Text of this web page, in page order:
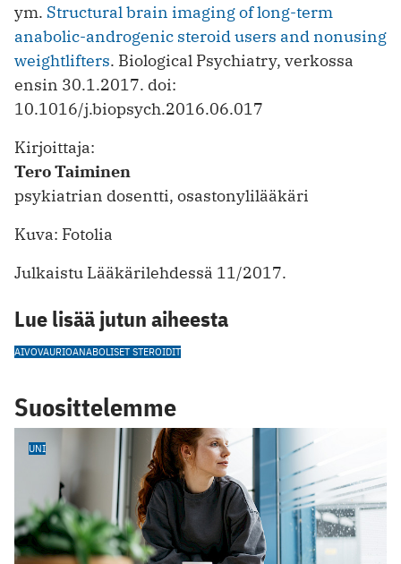
ym. Structural brain imaging of long-term
anabolic-androgenic steroid users and nonusing
weightlifters. Biological Psychiatry, verkossa
ensin 30.1.2017. doi:
10.1016/j.biopsych.2016.06.017
Kirjoittaja:
Tero Taiminen
psykiatrian dosentti, osastonylilääkäri
Kuva: Fotolia
Julkaistu Lääkärilehdessä 11/2017.
Lue lisää jutun aiheesta
AIVOVAURIOANABOLISET STEROIDIT
Suosittelemme
UNI